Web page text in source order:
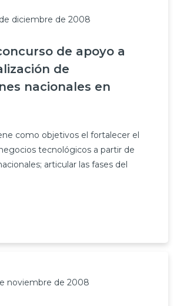
activa
diciembre de 2008
de apoyo a
de
nacionales en
como objetivos el fortalecer el
tecnológicos a partir de
articular las fases del
noviembre de 2008